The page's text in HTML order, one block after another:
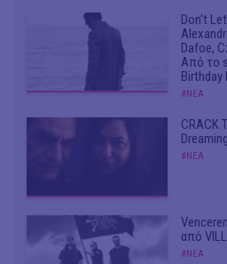
Don't
Dafoe,
Από το
Birthday
#ΝΕΑ
CRACK
#ΝΕΑ
από
#ΝΕΑ